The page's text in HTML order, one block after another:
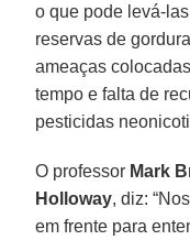
o que pode levá-
reservas de
ameaças
tempo e falta de
pesticidas
O professor Mark
Holloway, diz:
em frente para